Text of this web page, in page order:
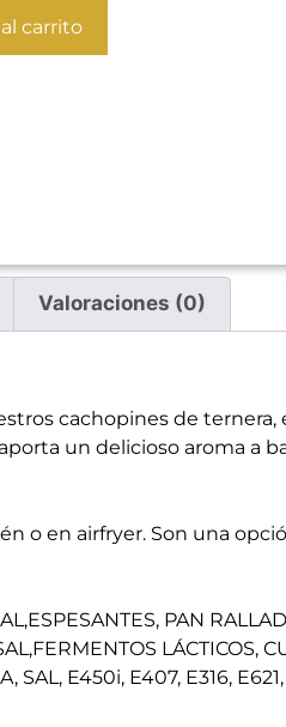
carrito
Valoraciones (0)
cachopines de
un delicioso aroma a
o en airfryer. Son una
PAN
LÁCTICOS,
SAL, E450i, E407, E316,